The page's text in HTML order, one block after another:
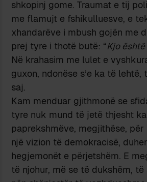
shkopinj gome. Traumat e tij
me flamujt e fshikulluesve, e
xhandarëve i mbush gojën me
prej tyre i thotë butë: “Kjo
Në krahasim me lulet e
guxon, ndonëse s’e ka të
saj.
Kam menduar gjithmonë se
tyre nuk mund të jetë thjesht
paprekshmëve, megjithëse,
një vizion të demokracisë,
hegjemonët e përjetshëm. E
të njohur, më se të dukshëm, të